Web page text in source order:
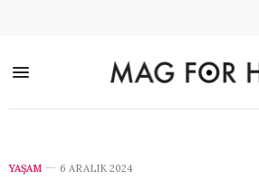
YAŞAM 6 ARALIK 2024